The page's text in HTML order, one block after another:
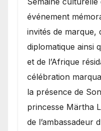
événement
invités de marque,
diplomatique ainsi
et de l’Afrique
célébration
la présence de
princesse Märtha
de l’ambassadeur